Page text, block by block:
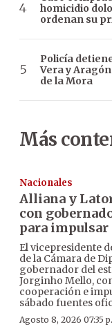
homicidio
ordenan su
Policía
Vera y
de la Mora
Más
Nacionales
Alliana y
con
para
El vicepresidente
de la Cámara de
gobernador del
Jorginho Mello,
cooperación e
sábado fuentes
Agosto 8, 2026 07:35